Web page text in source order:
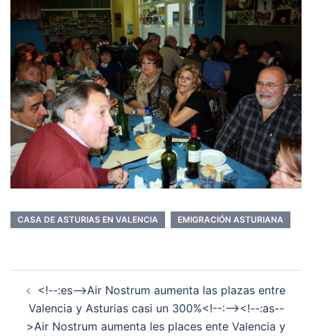
CASA DE ASTURIAS EN VALENCIA EMIGRACIÓN ASTURIANA
de
entradas
<!--:es-->Air Nostrum aumenta las plazas entre
Valencia y Asturias casi un 300%<!--:--><!--:as--
>Air Nostrum aumenta les places ente Valencia y